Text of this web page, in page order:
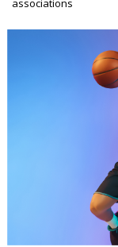
associations